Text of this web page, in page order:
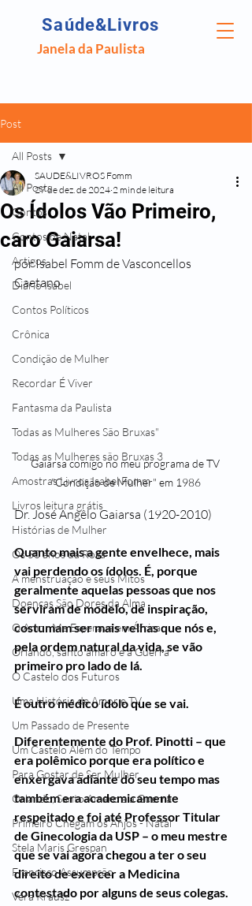
Saúde&Livros
Janela da Paulista
Post
All Posts
Contos
Contos de Natal
Artigos
Diário Isabel
Contos Políticos
Crônica
Condição de Mulher
Recordar É Viver
Fantasma da Paulista
Todas as Mulheres São Bruxas"
Todas as Mulheres são Bruxas 3
Amostras Livros Isabel Fomm
Livros leitura grátis
Histórias de Mulher
Os 50 anos da Rosa
A menstruação e seus Mitos
Doenças São Dores da Alma
O Amor Me Esperava em África
Orlando, santo amaro e a Guerra
O Castelo dos Futuros
Uma História de Amor e TV
Um Passado de Presente
Um Castelo Além do Tempo
Para Gostar de Ser Mulher
Orlando, Santo Amaro e a Guerra
Primeiro Chegam os Anjos - Natal
Stela Maris Grespan
Francisco Assumpção
Vera Krausz
All Posts
Os Ídolos Vão Primeiro,
caro Gaiarsa!
SAUDE&LIVROS Fomm
27 de dez. de 2024 2 min de leitura
por Isabel Fomm de Vasconcellos
Caetano
Gaiarsa comigo no meu programa de TV
"Condição de Mulher" em 1986
Dr. José Angêlo Gaiarsa (1920-2010)
Quanto mais a gente envelhece, mais
vai perdendo os ídolos. É, porque
geralmente aquelas pessoas que nos
serviram de modelo, de inspiração,
costumam ser mais velhas que nós e,
pela ordem natural da vida, se vão
primeiro pro lado de lá.
É outro médico ídolo que se vai.
Diferentemente do Prof. Pinotti – que
era polêmico porque era político e
enxergava adiante do seu tempo mas
também era academicamente
respeitado e foi até Professor Titular
de Ginecologia da USP – o meu mestre
que se vai agora chegou a ter o seu
direito de exercer a Medicina
contestado por alguns de seus colegas.